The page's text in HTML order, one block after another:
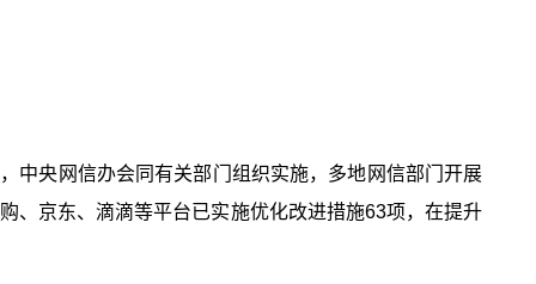
中央网信办会同有关部门组织实施，多地网信部门开展
、京东、滴滴等平台已实施优化改进措施63项，在提升